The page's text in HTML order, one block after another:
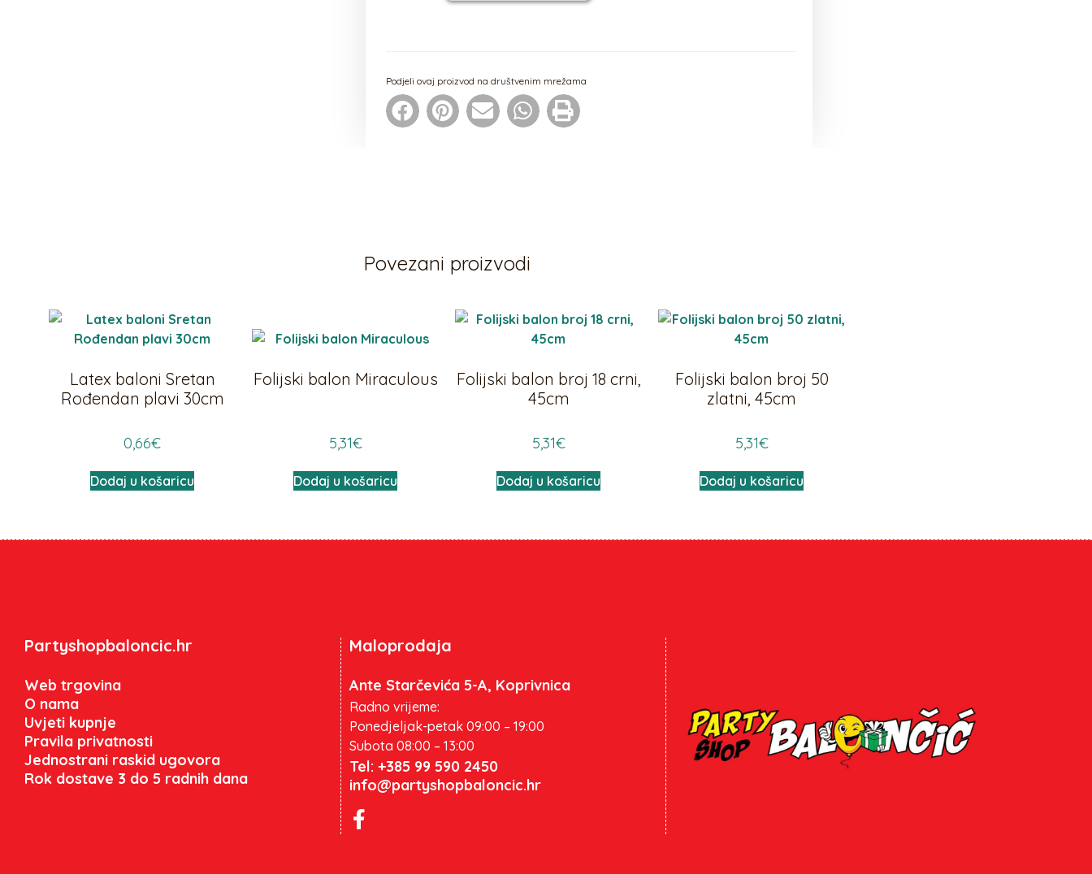
Podjeli ovaj proizvod na društvenim mrežama
Povezani proizvodi
Latex baloni Sretan
Rođendan plavi 30cm
0,66€
Dodaj u košaricu
Folijski balon Miraculous
5,31€
Dodaj u košaricu
Folijski balon broj 18 crni,
45cm
5,31€
Dodaj u košaricu
Folijski balon broj 50
zlatni, 45cm
5,31€
Dodaj u košaricu
Partyshopbaloncic.hr
Web trgovina
O nama
Uvjeti kupnje
Pravila privatnosti
Jednostrani raskid ugovora
Rok dostave 3 do 5 radnih dana
Maloprodaja
Ante Starčevića 5-A, Koprivnica
Radno vrijeme:
Ponedjeljak-petak 09:00 – 19:00
Subota 08:00 – 13:00
Tel: +385 99 590 2450
info@partyshopbaloncic.hr